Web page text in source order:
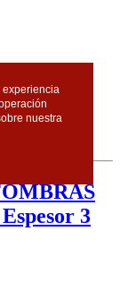
3
experiencia
nuestra